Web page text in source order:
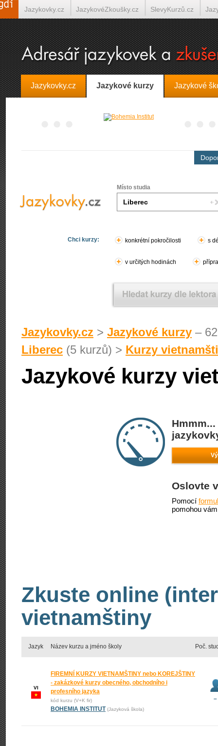
Jazykovky.cz Jazykové kurzy Jazykové
Místo studia
Chci kurzy: konkrétní pokročilosti s
v určitých hodinách
Jazykovky.cz > Jazykové kurzy –
Liberec (5 kurzů) > Kurzy
Jazykové kurzy
Oslovte
Pomocí
pomohou
Zkuste online
vietnamštiny
Jazyk Název kurzu a jméno školy Poč.
VI
FIREMNÍ KURZY VIETNAMŠTINY nebo KOREJŠTINY
- zakázkové kurzy obecného, obchodního i
profesního jazyka
kód kurzu (V+K fir)
BOHEMIA INSTITUT (Jazyková škola)
–
Jazykovky.cz JazykovéZkoušky.cz SlevyKurzů.cz
Španělština on-line Italština on-line Tlumočení-